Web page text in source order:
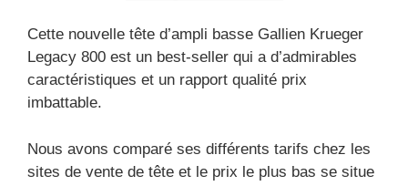
Cette nouvelle tête d’ampli basse Gallien Krueger
Legacy 800 est un best-seller qui a d’admirables
caractéristiques et un rapport qualité prix
imbattable.
Nous avons comparé ses différents tarifs chez les
sites de vente de tête et le prix le plus bas se situe